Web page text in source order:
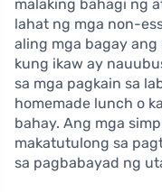
malaking bahagi ng
lahat ng mga non-
aling mga bagay ang
kung ikaw ay
sa mga pagkain sa
homemade lunch o
bahay. Ang mga
makatutulong sa
sa pagbabayad ng